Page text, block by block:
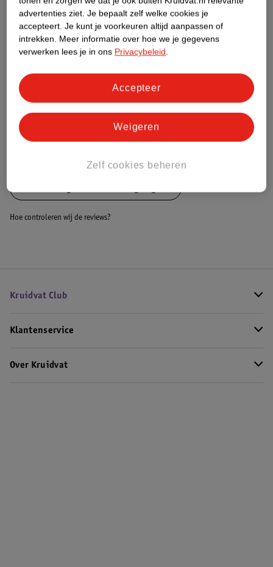
Dit product heeft (nog) geen Nature
Impact Score.
Meer informatie
Bestel & Bezorginformatie
Bekijk ook
Hoe controleren wij de reviews?
Kruidvat Club
Klantenservice
Over Kruidvat
advertenties ziet. Je bepaalt zelf welke cookies je
accepteert. Je kunt je voorkeuren altijd aanpassen of
intrekken. Meer informatie over hoe we je gegevens
verwerken lees je in ons Privacybeleid.
Zelf cookies beheren
Weigeren
Accepteer